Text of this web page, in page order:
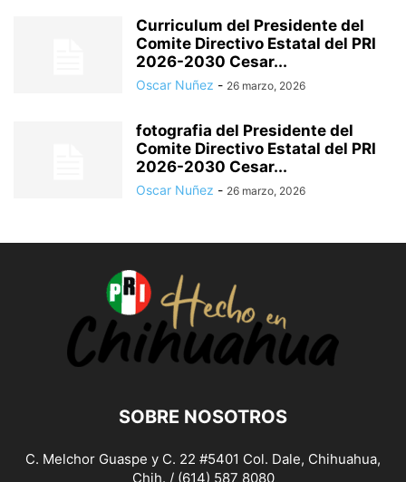
Curriculum del Presidente del
Comite Directivo Estatal del PRI
2026-2030 Cesar...
Oscar Nuñez - 26 marzo, 2026
fotografia del Presidente del
Comite Directivo Estatal del PRI
2026-2030 Cesar...
Oscar Nuñez - 26 marzo, 2026
SOBRE NOSOTROS
C. Melchor Guaspe y C. 22 #5401 Col. Dale, Chihuahua,
Chih. / (614) 587 8080